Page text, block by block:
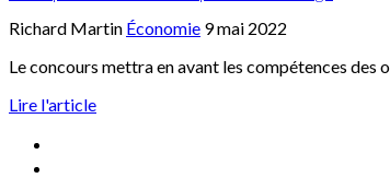
Richard Martin Économie 9 mai 2022
Le concours mettra en avant les compétences des
Lire l'article